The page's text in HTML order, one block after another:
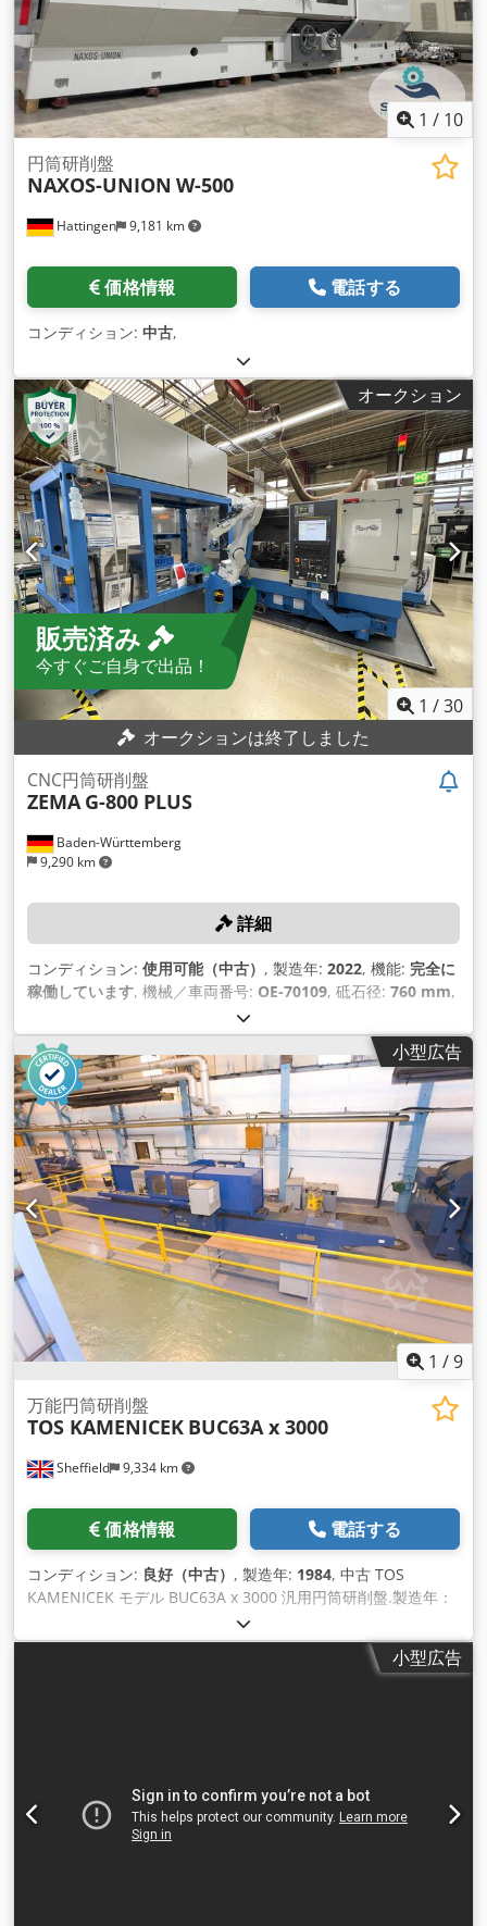
1 / 10
Hattingen 9,181 km
円筒研削盤
NAXOS-UNION W-500
価格情報 電話する
コンディション: 中古,
オークション
販売済み
今すぐご自身で出品！
1 /30
オークションは終了しました
Baden-Württemberg
9,290 km
CNC円筒研削盤
ZEMA G-800 PLUS
詳細
コンディション: 使用可能（中古） , 製造年: 2022, 機能: 完全に
稼働しています, 機械／車両番号: OE-70109, 砥石径: 760 mm,
2,200 回転/分
数:500 回転/分, クランプ長:2,600 mm, 芯押しスリーブスト
ローク:60 mm, 小型広告
1 /9
Sheffield 9,334 km
万能円筒研削盤
TOS KAMENICEK BUC63A x 3000
価格情報 電話する
コンディション: 良好（中古） , 製造年: 1984, 中古 TOS
KAMENICEK モデル BUC63A x 3000 汎用円筒研削盤.製造年：
1984年。 以前は英国ダービーのロールスロイス社に設置され
ていた機械です。現在ベルギーにあり、点検が可能です。 スペ
ック 最大振り幅 630 mm センター間距離 3000 mm ワークヘ
送り長さ 90 mm ワークの直径を基準にした、ハンドル1回転あ
たりの切り込み設定長さ 0.5 mm 砥石直径750 x 80 x 305 mm
砥石直径 x 幅 x 穴 摩耗した砥石の最小直径 570 mm 砥石最大
小型広告